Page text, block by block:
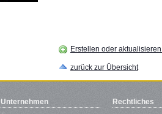
Erstellen oder
zurück zur Übersicht
Unternehmen
Rechtliches